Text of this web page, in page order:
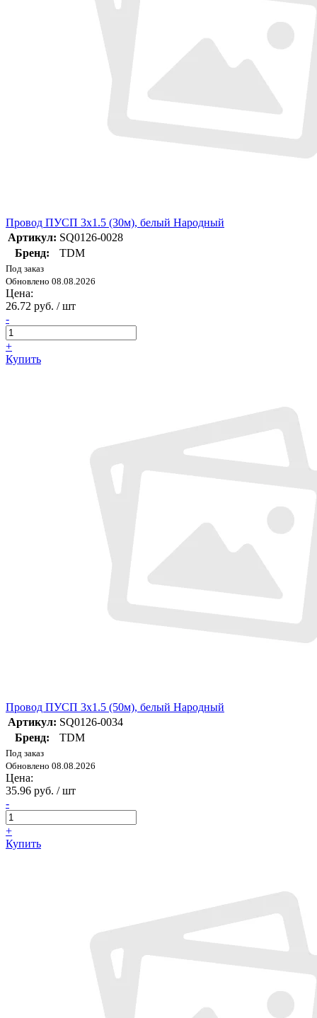
Провод ПУСП 3х1.5 (30м), белый Народный
Артикул: SQ0126-0028
Бренд:
TDM
Под заказ
Обновлено 08.08.2026
Цена:
26.72 руб. / шт
-
+
Купить
Провод ПУСП 3х1.5 (50м), белый Народный
Артикул: SQ0126-0034
Бренд:
TDM
Под заказ
Обновлено 08.08.2026
Цена:
35.96 руб. / шт
-
+
Купить